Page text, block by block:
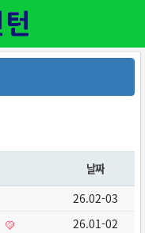
날짜
26.02-03
26.01-02